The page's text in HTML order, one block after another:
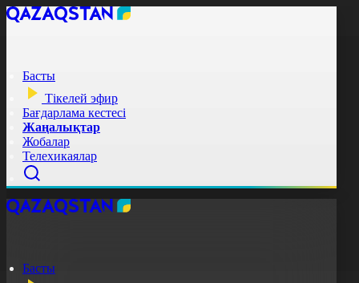
Басты
Тікелей эфир
Бағдарлама кестесі
Жаңалықтар
Жобалар
Телехикаялар
Басты